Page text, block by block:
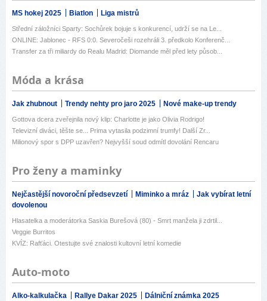
MS hokej 2025 Biatlon Liga mistrů
Střední záložníci Sparty: Sochůrek bojuje s konkurencí, udrží se na Le...
ONLINE: Jablonec - RFS 0:0. Severočeši rozehráli 3. předkolo Konferenč...
Transfer za tři miliardy do Realu Madrid: Diomande měl před lety působ...
Móda a krása
Jak zhubnout Trendy nehty pro jaro 2025 Nové make-up trendy
Gottova dcera zveřejnila nový klip: Charlotte je jako Olivia Rodrigo!
Televizní diváci, těšte se... Prima vytasila podzimní trumfy! Další Zr...
Milionový spor s DPP uzavřen? Nejvyšší soud odmítl dovolání Rencaru
Pro ženy a maminky
Nejčastější novoroční předsevzetí Miminko a mráz
Jak vybírat letní
dovolenou
Hlasatelka a moderátorka Saskia Burešová (80) - Smrt manžela ji zdrtil...
Veggie Burritos
KVÍZ: Rafťáci. Otestujte své znalosti kultovní letní komedie
Auto-moto
Alko-kalkulačka Rallye Dakar 2025 Dálniční známka 2025